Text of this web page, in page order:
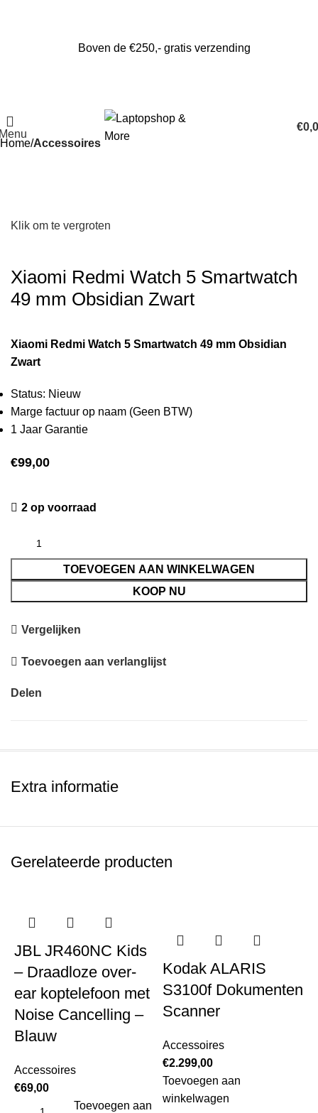
Boven de €250,- gratis verzending
€
Home Accessoires
Klik om te vergroten
Xiaomi Redmi Watch 5 Smartwatch
49 mm Obsidian Zwart
Xiaomi Redmi Watch 5 Smartwatch 49 mm Obsidian
Zwart
Status: Nieuw
Marge factuur op naam (Geen BTW)
1 Jaar Garantie
€99,00
2 op voorraad
TOEVOEGEN AAN WINKELWAGEN
KOOP NU
Vergelijken
Toevoegen aan verlanglijst
Delen
Extra informatie
Gerelateerde producten
JBL JR460NC Kids
– Draadloze over-
ear koptelefoon met
Noise Cancelling –
Blauw
Accessoires
€69,00
Toevoegen aan
Kodak ALARIS
S3100f Dokumenten
Scanner
Accessoires
€2.299,00
Toevoegen aan
winkelwagen